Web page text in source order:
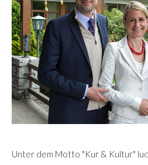
Unter dem Motto "Kur & Kultur"